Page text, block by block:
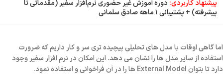
پیشنهاد کاربردی: دوره آموزش غیر حضوری نرم‌افزار سفیر (مقدماتی تا
پیشرفته) + پشتیبانی ۱ ماهه صادق سلمانی
اما گاهی اوقات با مدل های تحلیلی پیچیده تری سر و کار داریم که ضرورت
استفاده از سایر مدل ها را نشان می دهد. این امکان در نرم افزار سفیر وجود
دارد تا بتوان External Model ها را در آن فراخوانی و استفاده نمود.